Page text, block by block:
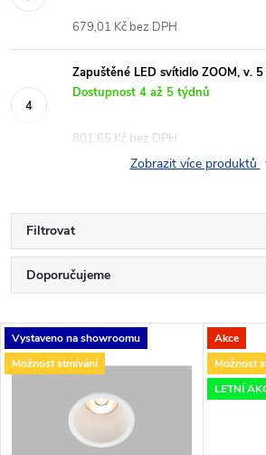
679,01 Kč bez DPH
Zapuštěné LED svítidlo ZOOM, v.
Dostupnost 4 až 5 týdnů
801,65 Kč bez DPH
Zobrazit více produktů
Filtrovat
Ř
a
z
Doporučujeme
Nejdražší
Abecedně
V
ý
Vystaveno na showroomu
Možnost stmívání
Akce
Možnost
LETNÍ